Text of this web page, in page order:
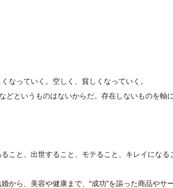
なっていく。空しく、貧しくなっていく。
というものはないからだ。存在しないものを軸
こと、出世すること、モテること、キレイにな
から、美容や健康まで、“成功”を謳った商品やサ